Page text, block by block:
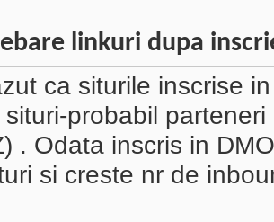
linkuri dupa
ca siturile inscrise
situri-probabil
. Odata inscris in
si creste nr de